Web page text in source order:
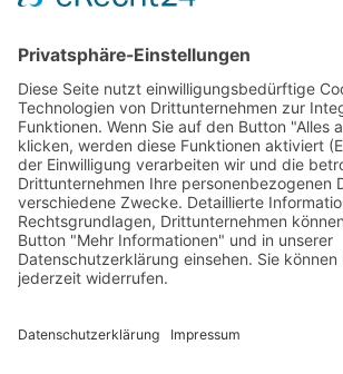
ImpressumDatenschutzAGBs für
Barrierefreiheit
Design & Code